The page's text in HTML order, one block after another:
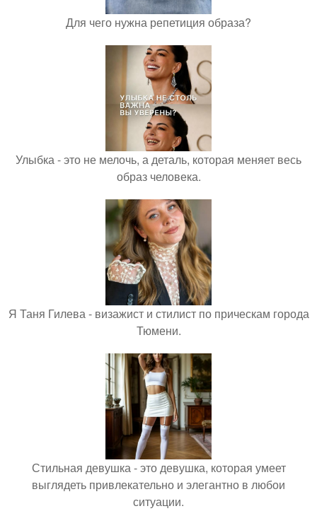
Для чего нужна репетиция образа?
Улыбка - это не мелочь, а деталь, которая меняет весь
образ человека.
Я Таня Гилева - визажист и стилист по прическам города
Тюмени.
Стильная девушка - это девушка, которая умеет
выглядеть привлекательно и элегантно в любои
ситуации.